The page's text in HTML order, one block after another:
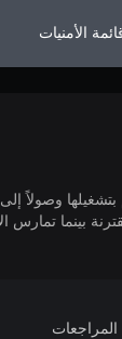
الأمنيات
بتشغيلها وصولاً
المراجعات